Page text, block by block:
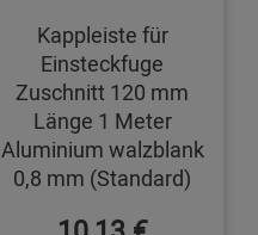
Kappleiste für
Einsteckfuge
Zuschnitt 120 mm
Länge 1 Meter
Aluminium walzblank
0,8 mm (Standard)